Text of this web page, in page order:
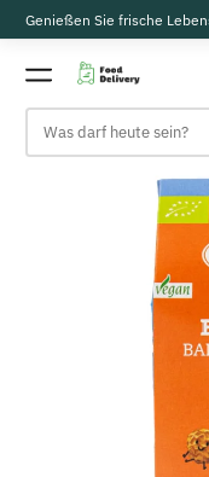
Genießen Sie frische